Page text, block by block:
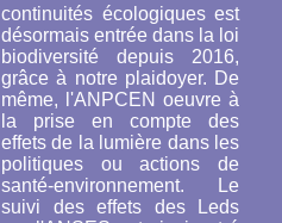
continuités écologiques est
désormais entrée dans la loi
biodiversité depuis 2016,
grâce à notre plaidoyer. De
même, l'ANPCEN oeuvre à
la prise en compte des
effets de la lumière dans les
politiques ou actions de
santé-environnement. Le
suivi des effets des Leds